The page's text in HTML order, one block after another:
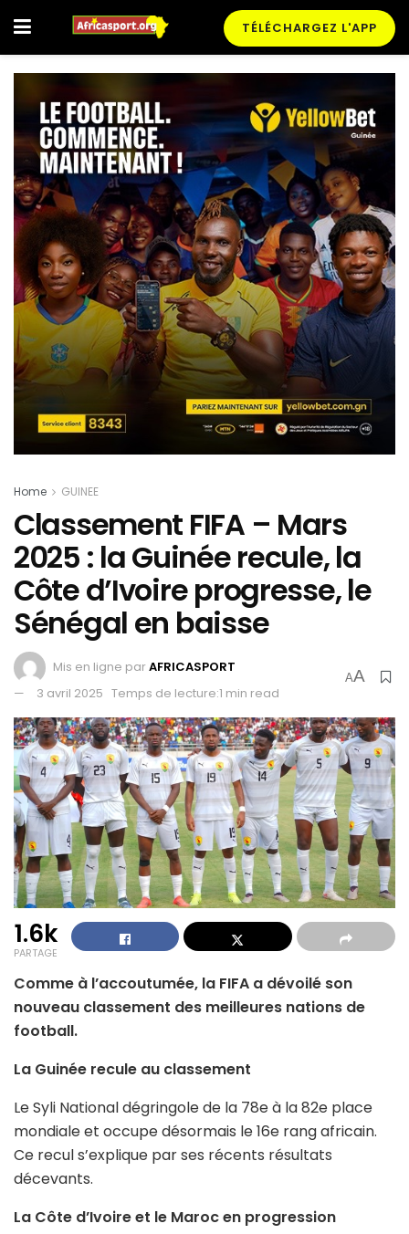
TÉLÉCHARGEZ L'APP
Home GUINEE
Classement FIFA – Mars
2025 : la Guinée recule, la
Côte d’Ivoire progresse, le
Sénégal en baisse
Mis en ligne parAFRICASPORT
3 avril 2025 Temps de lecture:1 min read
AA
1.6k
PARTAGE
Comme à l’accoutumée, la FIFA a dévoilé son
nouveau classement des meilleures nations de
football.
La Guinée recule au classement
Le Syli National dégringole de la 78e à la 82e place
mondiale et occupe désormais le 16e rang africain.
Ce recul s’explique par ses récents résultats
décevants.
La Côte d’Ivoire et le Maroc en progression